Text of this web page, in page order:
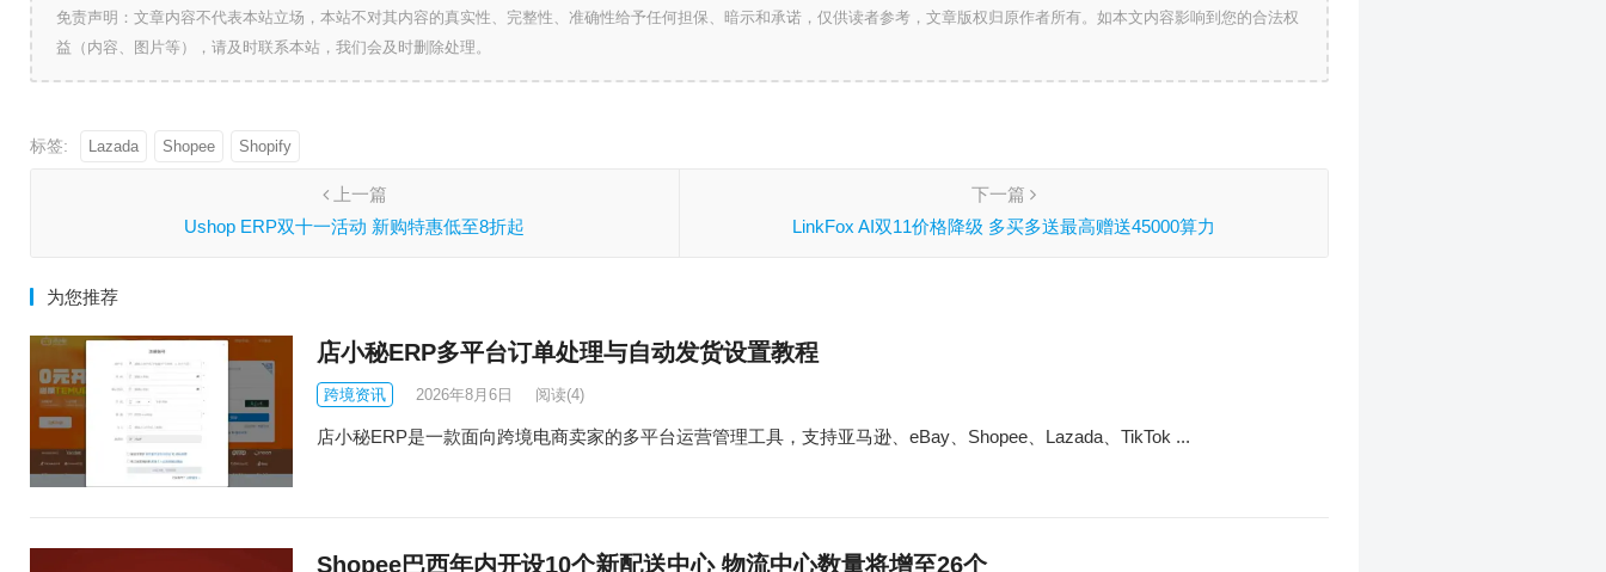
免责声明：文章内容不代表本站立场，本站不对其内容的真实性、完整性、准确性给予任何担保、暗示和承诺，仅供读者参考，文章版权归原作者所有。如本文内容影响到您的合法权
益（内容、图片等），请及时联系本站，我们会及时删除处理。
标签: Lazada Shopee Shopify
上一篇
Ushop ERP双十一活动 新购特惠低至8折起
下一篇
LinkFox AI双11价格降级 多买多送最高赠送45000算力
为您推荐
店小秘ERP多平台订单处理与自动发货设置教程
跨境资讯 2026年8月6日 阅读(4)
店小秘ERP是一款面向跨境电商卖家的多平台运营管理工具，支持亚马逊、eBay、Shopee、Lazada、TikTok ...
Shopee巴西年内开设10个新配送中心 物流中心数量将增至26个